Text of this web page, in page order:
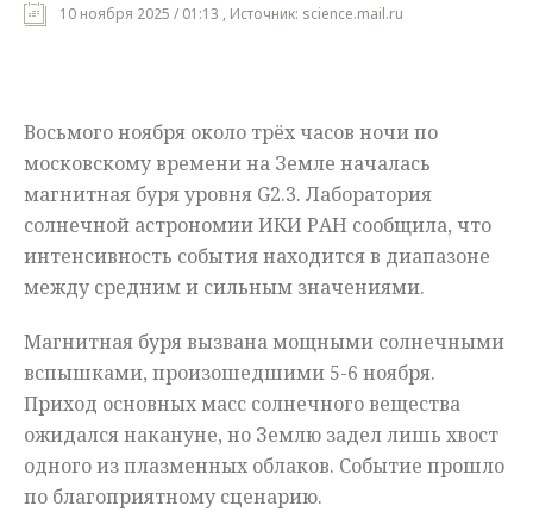
Общество
Происшествия
10 ноября 2025 / 01:13 , Источник: science.mail.ru
Восьмого ноября около трёх часов ночи по
московскому времени на Земле началась
магнитная буря уровня G2.3. Лаборатория
солнечной астрономии ИКИ РАН сообщила, что
интенсивность события находится в диапазоне
между средним и сильным значениями.
Магнитная буря вызвана мощными солнечными
вспышками, произошедшими 5-6 ноября.
Приход основных масс солнечного вещества
ожидался накануне, но Землю задел лишь хвост
одного из плазменных облаков. Событие прошло
по благоприятному сценарию.